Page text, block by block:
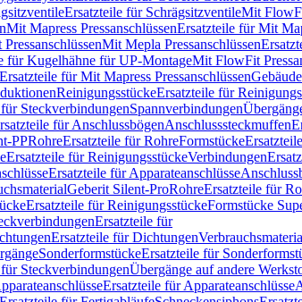
Ersatzteile für SchrägsitzventileMit
Mit Mapress PressanschlüssenErsatzteile für Mit
Mit Mepla Pressanschlüssen
für Kugelhähne für UP-MontageMit FlowFit
Ersatzteile für Mit Mapress Pressanschlüssen
ReinigungsstückeErsatzteile für
SteckverbindungenSpannverbindungen
für AnschlussbögenAnschlusssteckmuffen
PPRohreErsatzteile für RohreFormstücke
Ersatzteile für ReinigungsstückeVerbindungen
Ersatzteile für Apparateanschlüsse
Geberit Silent-ProRohreErsatzteile für
Ersatzteile für ReinigungsstückeFormstücke
Ersatzteile für
Ersatzteile für Dichtungen
SonderformstückeErsatzteile für
SteckverbindungenÜbergänge auf andere
Ersatzteile für Apparateanschlüsse